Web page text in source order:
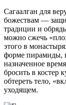
Сагаалган для
божествам —
традиции и
можно сжечь
этого в
форме пирамиды,
назначенное
бросить в костер
обтереть тело,
уходящем.